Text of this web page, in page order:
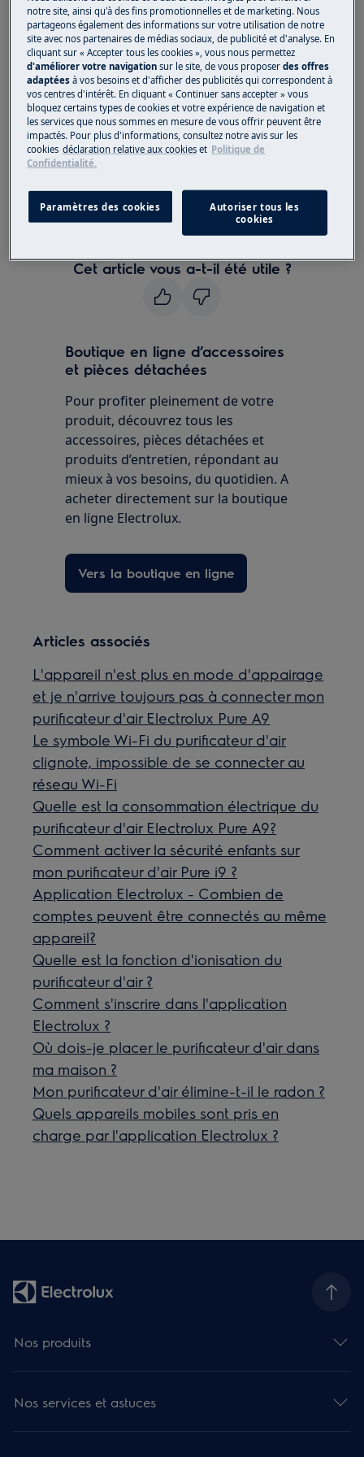
A9
Application Electrolux Wellbeing
Solution
Un point blanc clignote-t-il sur votre
appareil? Si oui, il se peut qu'il y ait un
problème avec votre étiquette RFID Filter.
Vérifiez que l'étiquette RFID située sur le
ou dans la mauvaise position à l'extérieur
du cadre de l'étiquette RFID sur le filtre. Si
tout va bien, veuillez contacter le support.
Cet article vous a-t-il été utile ?
Boutique en ligne d’accessoires
et pièces détachées
Pour profiter pleinement de votre
produit, découvrez tous les
accessoires, pièces détachées et
produits d’entretien, répondant au
mieux à vos besoins, du quotidien. A
acheter directement sur la boutique
en ligne Electrolux.
Vers la boutique en ligne
Articles associés
L'appareil n'est plus en mode d'appairage
et je n'arrive toujours pas à connecter mon
purificateur d'air Electrolux Pure A9
Le symbole Wi-Fi du purificateur d'air
clignote, impossible de se connecter au
réseau Wi-Fi
Quelle est la consommation électrique du
purificateur d'air Electrolux Pure A9?
Comment activer la sécurité enfants sur
mon purificateur d'air Pure i9 ?
Application Electrolux - Combien de
comptes peuvent être connectés au même
appareil?
Quelle est la fonction d'ionisation du
purificateur d'air ?
Comment s'inscrire dans l'application
Electrolux ?
Où dois-je placer le purificateur d'air dans
ma maison ?
Mon purificateur d'air élimine-t-il le radon ?
Quels appareils mobiles sont pris en
charge par l'application Electrolux ?
Nos produits
Nos services et astuces
notre site, ainsi qu'à des fins promotionnelles et de marketing. Nous
partageons également des informations sur votre utilisation de notre
site avec nos partenaires de médias sociaux, de publicité et d'analyse. En
cliquant sur « Accepter tous les cookies », vous nous permettez
d'améliorer votre navigation sur le site, de vous proposerdes offres
adaptées à vos besoins et d'afficher des publicités qui correspondent à
vos centres d'intérêt. En cliquant « Continuer sans accepter » vous
bloquez certains types de cookies et votre expérience de navigation et
les services que nous sommes en mesure de vous offrir peuvent être
impactés. Pour plus d'informations, consultez notre avis sur les
cookies déclaration relative aux cookies et Politique de
Confidentialité.
Paramètres des cookies
Autoriser tous les
cookies